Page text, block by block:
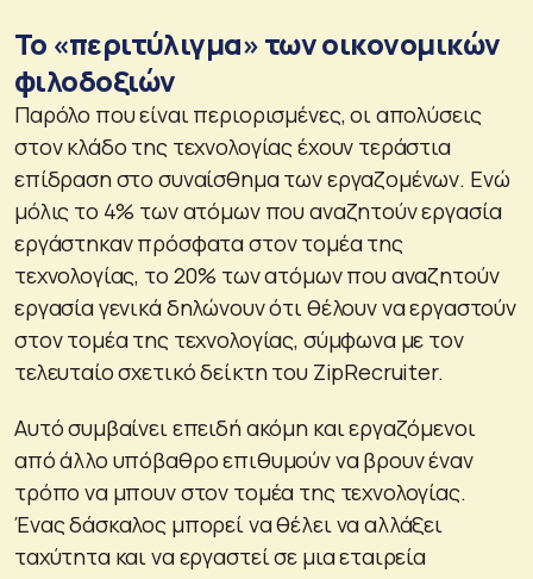
Το «περιτύλιγμα» των οικονομικών
φιλοδοξιών
Παρόλο που είναι περιορισμένες, οι απολύσεις
στον κλάδο της τεχνολογίας έχουν τεράστια
επίδραση στο συναίσθημα των εργαζομένων. Ενώ
μόλις το 4% των ατόμων που αναζητούν εργασία
εργάστηκαν πρόσφατα στον τομέα της
τεχνολογίας, το 20% των ατόμων που αναζητούν
εργασία γενικά δηλώνουν ότι θέλουν να εργαστούν
στον τομέα της τεχνολογίας, σύμφωνα με τον
τελευταίο σχετικό δείκτη του ZipRecruiter.
Αυτό συμβαίνει επειδή ακόμη και εργαζόμενοι
από άλλο υπόβαθρο επιθυμούν να βρουν έναν
τρόπο να μπουν στον τομέα της τεχνολογίας.
Ένας δάσκαλος μπορεί να θέλει να αλλάξει
ταχύτητα και να εργαστεί σε μια εταιρεία